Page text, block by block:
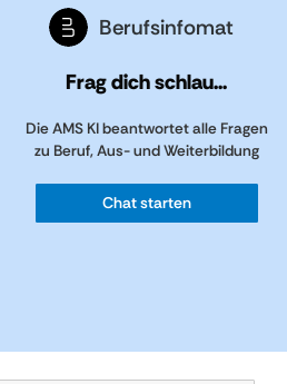
Berufsinfomat
Frag dich schlau...
Die AMS KI beantwortet alle Fragen
zu Beruf, Aus- und Weiterbildung
Chat starten